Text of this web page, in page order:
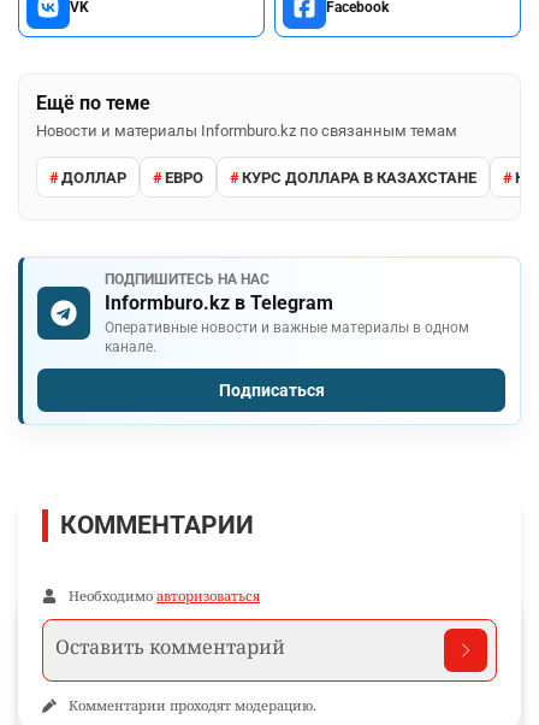
VK Facebook
Ещё по теме
Новости и материалы Informburo.kz по связанным темам
ДОЛЛАР ЕВРО КУРС ДОЛЛАРА В КАЗАХСТАНЕ
ПОДПИШИТЕСЬ НА НАС
Informburo.kz в Telegram
Оперативные новости и важные материалы в одном
канале.
Подписаться
КОММЕНТАРИИ
Необходимо авторизоваться
Комментарии проходят модерацию.